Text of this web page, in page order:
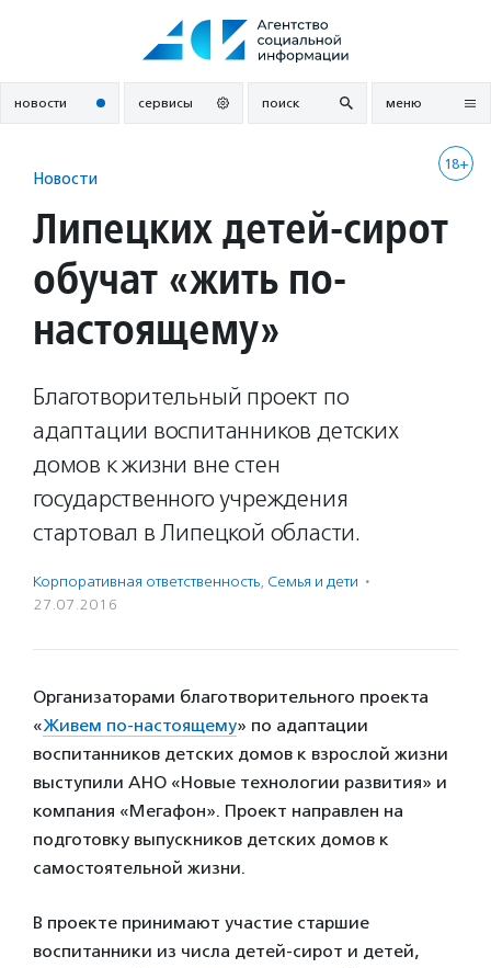
новости сервисы поиск меню
18+
Новости
Липецких детей-сирот
обучат «жить по-
настоящему»
Благотворительный проект по
адаптации воспитанников детских
домов к жизни вне стен
государственного учреждения
стартовал в Липецкой области.
Корпоративная ответственность, Семья и дети ·
27.07.2016
Организаторами благотворительного проекта
«Живем по-настоящему» по адаптации
воспитанников детских домов к взрослой жизни
выступили АНО «Новые технологии развития» и
компания «Мегафон». Проект направлен на
подготовку выпускников детских домов к
самостоятельной жизни.
В проекте принимают участие старшие
воспитанники из числа детей-сирот и детей,